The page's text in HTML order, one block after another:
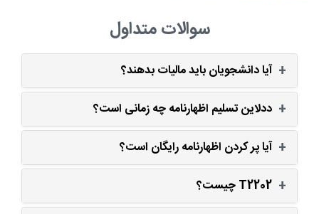
سوالات متداول
آیا دانشجویان باید مالیات بدهند؟
ددلاین تسلیم اظهارنامه چه زمانی است؟
آیا پر کردن اظهارنامه رایگان است؟
T2202 چیست؟